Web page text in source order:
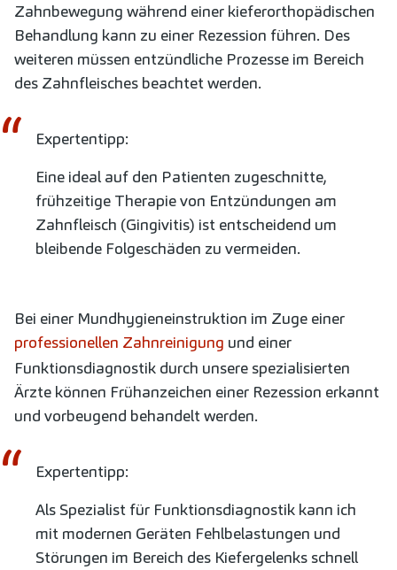
Zahnbewegung während einer kieferorthopädischen
Behandlung kann zu einer Rezession führen. Des
weiteren müssen entzündliche Prozesse im Bereich
des Zahnfleisches beachtet werden.
Expertentipp:
Eine ideal auf den Patienten zugeschnitte,
frühzeitige Therapie von Entzündungen am
Zahnfleisch (Gingivitis) ist entscheidend um
bleibende Folgeschäden zu vermeiden.
Bei einer Mundhygieneinstruktion im Zuge einer
professionellen Zahnreinigung und einer
Funktionsdiagnostik durch unsere spezialisierten
Ärzte können Frühanzeichen einer Rezession erkannt
und vorbeugend behandelt werden.
Expertentipp:
Als Spezialist für Funktionsdiagnostik kann ich
mit modernen Geräten Fehlbelastungen und
Störungen im Bereich des Kiefergelenks schnell